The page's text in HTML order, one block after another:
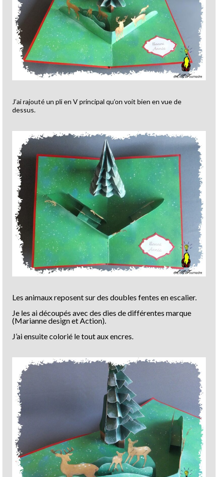
J’ai rajouté un pli en V principal qu’on voit bien en vue de
dessus.
Les animaux reposent sur des doubles fentes en escalier.
Je les ai découpés avec des dies de différentes marque
(Marianne design et Action).
J’ai ensuite colorié le tout aux encres.